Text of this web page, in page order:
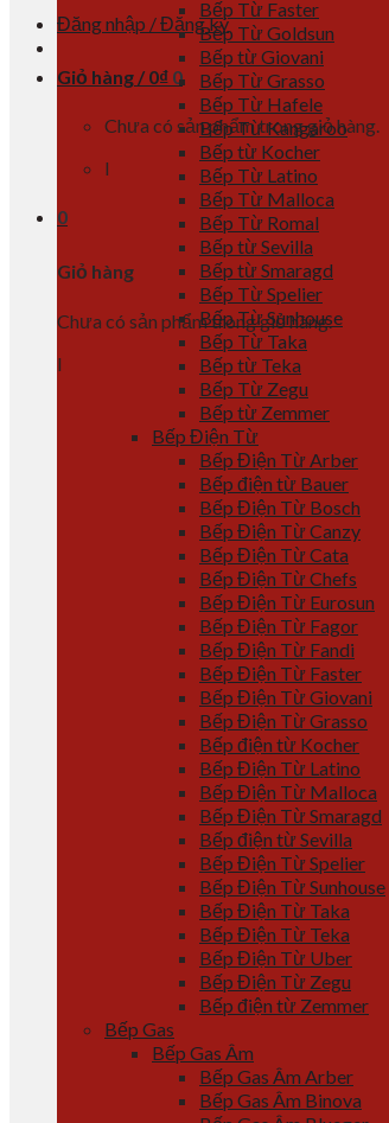
Đăng nhập / Đăng ký
Giỏ hàng / 0₫ 0
Chưa có sản phẩm trong giỏ hàng.
l
0
Giỏ hàng
Chưa có sản phẩm trong giỏ hàng.
l
Bếp Từ Faster
Bếp Từ Goldsun
Bếp từ Giovani
Bếp Từ Grasso
Bếp Từ Hafele
Bếp Từ Kangaroo
Bếp từ Kocher
Bếp Từ Latino
Bếp Từ Malloca
Bếp Từ Romal
Bếp từ Sevilla
Bếp từ Smaragd
Bếp Từ Spelier
Bếp Từ Sunhouse
Bếp Từ Taka
Bếp từ Teka
Bếp Từ Zegu
Bếp từ Zemmer
Bếp Điện Từ
Bếp Điện Từ Arber
Bếp điện từ Bauer
Bếp Điện Từ Bosch
Bếp Điện Từ Canzy
Bếp Điện Từ Cata
Bếp Điện Từ Chefs
Bếp Điện Từ Eurosun
Bếp Điện Từ Fagor
Bếp Điện Từ Fandi
Bếp Điện Từ Faster
Bếp Điện Từ Giovani
Bếp Điện Từ Grasso
Bếp điện từ Kocher
Bếp Điện Từ Latino
Bếp Điện Từ Malloca
Bếp Điện Từ Smaragd
Bếp điện từ Sevilla
Bếp Điện Từ Spelier
Bếp Điện Từ Sunhouse
Bếp Điện Từ Taka
Bếp Điện Từ Teka
Bếp Điện Từ Uber
Bếp Điện Từ Zegu
Bếp điện từ Zemmer
Bếp Gas
Bếp Gas Âm
Bếp Gas Âm Arber
Bếp Gas Âm Binova